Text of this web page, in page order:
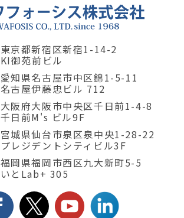
東京都新宿区新宿1-14-2
KI御苑前ビル
愛知県名古屋市中区錦1-5-11
名古屋伊藤忠ビル 712
大阪府大阪市中央区千日前1-4-8
千日前M's ビル9F
宮城県仙台市泉区泉中央1-28-22
プレジデントシティビル3F
福岡県福岡市西区九大新町5-5
いとLab+ 305